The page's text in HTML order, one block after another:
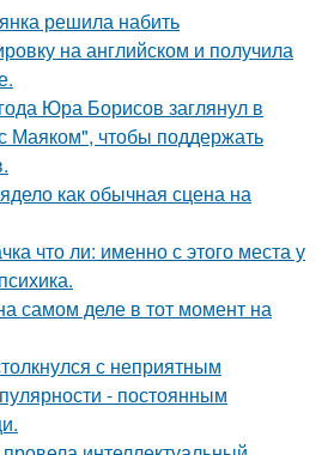
решила набить
на английском и получила
Юра Борисов заглянул в
Маяком", чтобы поддержать
как обычная сцена на
что ли: именно с этого места у
самом деле в тот момент на
с неприятным
- постоянным